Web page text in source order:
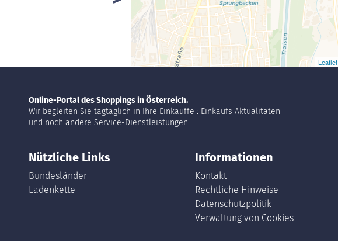
Leaflet
Online-Portal des Shoppings in Österreich.
Wir begleiten Sie tagtäglich in Ihre Einkäuffe : Einkaufs Aktualitäten
und noch andere Service-Dienstleistungen.
Nützliche Links
Bundesländer
Ladenkette
Informationen
Kontakt
Rechtliche Hinweise
Datenschutzpolitik
Verwaltung von Cookies